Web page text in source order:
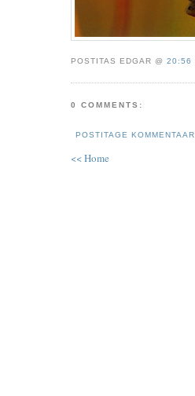
POSTITAS EDGAR @20:56
0 COMMENTS:
POSTITAGE KOMMENTAAR
<< Home